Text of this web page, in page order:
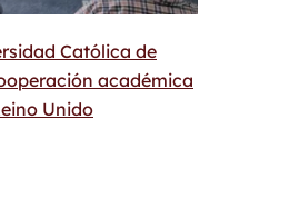
Católica de
académica
Unido